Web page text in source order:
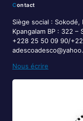
Contact
Siège social : Sokodé,
Kpangalam BP : 322 –
+228 25 50 09 90/
Nous écrire